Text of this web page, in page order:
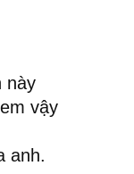
này
em vậy
anh.